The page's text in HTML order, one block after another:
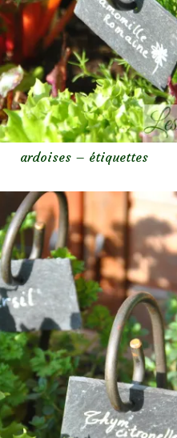
ardoises – étiquettes